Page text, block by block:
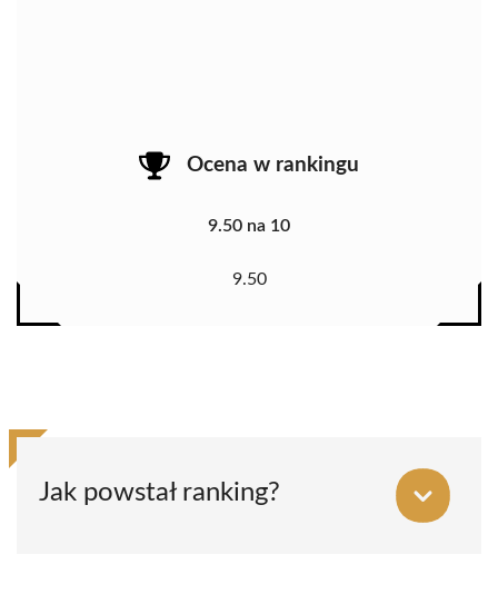
Ocena w rankingu
9.50 na 10
9.50
Jak powstał ranking?